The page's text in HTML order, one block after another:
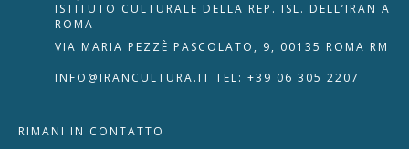
ISTITUTO CULTURALE DELLA REP. ISL. DELL’IRAN A
ROMA
VIA MARIA PEZZÈ PASCOLATO, 9, 00135 ROMA RM
INFO@IRANCULTURA.IT TEL: +39 06 305 2207
RIMANI IN CONTATTO
RIPRISTINA 🇮🇹 🇬🇧